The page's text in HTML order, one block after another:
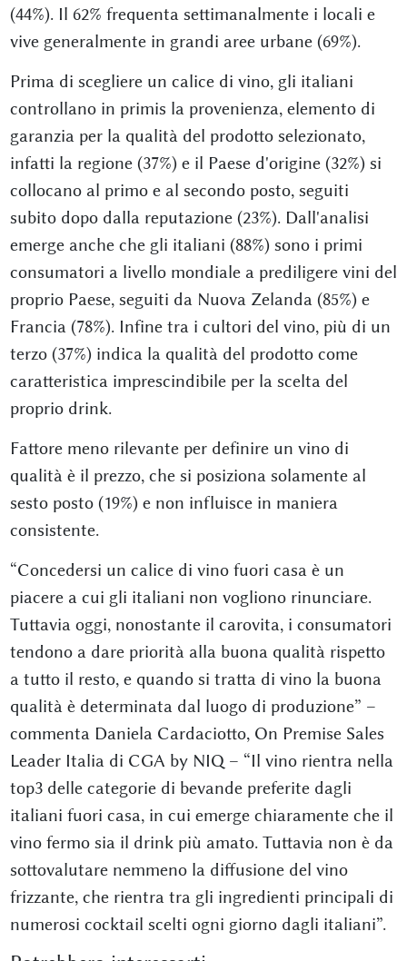
(44%). Il 62% frequenta settimanalmente i locali e
vive generalmente in grandi aree urbane (69%).
Prima di scegliere un calice di vino, gli italiani
controllano in primis la provenienza, elemento di
garanzia per la qualità del prodotto selezionato,
infatti la regione (37%) e il Paese d'origine (32%) si
collocano al primo e al secondo posto, seguiti
subito dopo dalla reputazione (23%). Dall'analisi
emerge anche che gli italiani (88%) sono i primi
consumatori a livello mondiale a prediligere vini del
proprio Paese, seguiti da Nuova Zelanda (85%) e
Francia (78%). Infine tra i cultori del vino, più di un
terzo (37%) indica la qualità del prodotto come
caratteristica imprescindibile per la scelta del
proprio drink.
Fattore meno rilevante per definire un vino di
qualità è il prezzo, che si posiziona solamente al
sesto posto (19%) e non influisce in maniera
consistente.
“Concedersi un calice di vino fuori casa è un
piacere a cui gli italiani non vogliono rinunciare.
Tuttavia oggi, nonostante il carovita, i consumatori
tendono a dare priorità alla buona qualità rispetto
a tutto il resto, e quando si tratta di vino la buona
qualità è determinata dal luogo di produzione” –
commenta Daniela Cardaciotto, On Premise Sales
Leader Italia di CGA by NIQ – “Il vino rientra nella
top3 delle categorie di bevande preferite dagli
italiani fuori casa, in cui emerge chiaramente che il
vino fermo sia il drink più amato. Tuttavia non è da
sottovalutare nemmeno la diffusione del vino
frizzante, che rientra tra gli ingredienti principali di
numerosi cocktail scelti ogni giorno dagli italiani”.